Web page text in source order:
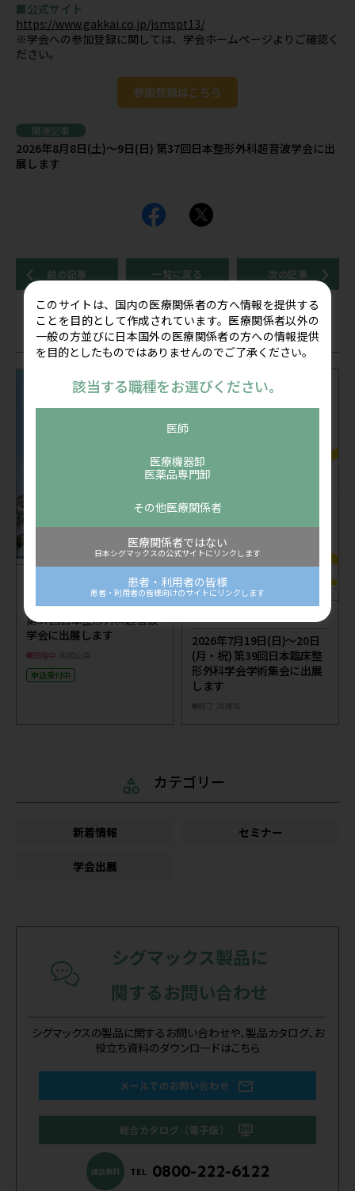
■公式サイト
https://www.gakkai.co.jp/jsmspt13/
※学会への参加登録に関しては、学会ホームページよりご確認く
ださい。
参加登録はこちら
関連記事
2026年8月8日(土)～9日(日) 第37回日本整形外科超音波学会に出
展します
前の記事 一覧に戻る 次の記事
関連記事
公開：2026/07/24
2026年8月8日(土)～9日(日)
第37回日本整形外科超音波
学会に出展します
開催中
申込受付中
2026年7月19日(日)～20日
(月・祝) 第39回日本臨床整
形外科学会学術集会に出展
します
カテゴリー
新着情報 セミナー
学会出展
シグマックス製品に
関するお問い合わせ
シグマックスの製品に関するお問い合わせや、製品カタログ、お
役立ち資料のダウンロードはこちら
メールでのお問い合わせ
総合カタログ（電子版）
通話無料 TEL 0800-222-6122
このサイトは、国内の医療関係者の方へ情報を提供する
ことを目的として作成されています。医療関係者以外の
一般の方並びに日本国外の医療関係者の方への情報提供
を目的としたものではありませんのでご了承ください。
該当する職種をお選びください。
医師
医療機器卸
医薬品専門卸
その他医療関係者
医療関係者ではない
日本シグマックスの公式サイトにリンクします
患者・利用者の皆様
患者・利用者の皆様向けのサイトにリンクします